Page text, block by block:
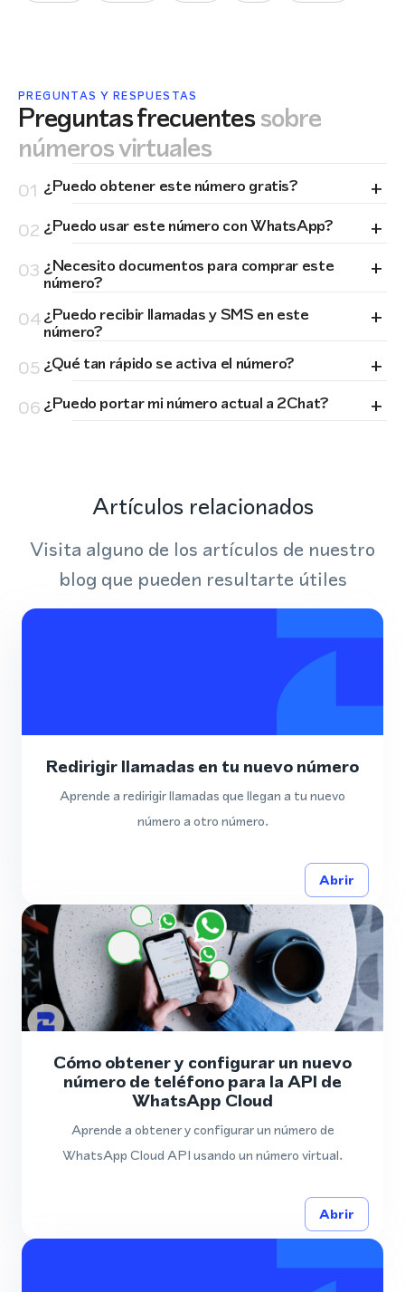
PREGUNTAS Y RESPUESTAS
Preguntas frecuentessobre
números virtuales
01 ¿Puedo obtener este número gratis? +
02 ¿Puedo usar este número con WhatsApp? +
03 ¿Necesito documentos para comprar este
número? +
04¿Puedo recibir llamadas y SMS en este
número? +
05 ¿Qué tan rápido se activa el número? +
06 ¿Puedo portar mi número actual a 2Chat? +
Artículos relacionados
Visita alguno de los artículos de nuestro
blog que pueden resultarte útiles
Redirigir llamadas en tu nuevo número
Aprende a redirigir llamadas que llegan a tu nuevo
número a otro número.
Abrir
Cómo obtener y configurar un nuevo
número de teléfono para la API de
WhatsApp Cloud
Aprende a obtener y configurar un número de
WhatsApp Cloud API usando un número virtual.
Abrir